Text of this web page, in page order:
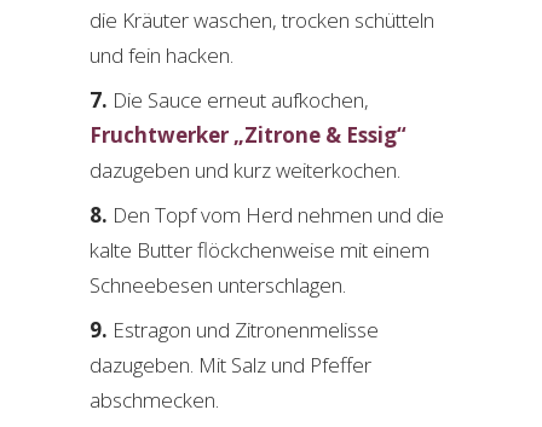
die Kräuter waschen, trocken schütteln
und fein hacken.
Die Sauce erneut aufkochen,
Fruchtwerker „Zitrone & Essig“
dazugeben und kurz weiterkochen.
Den Topf vom Herd nehmen und die
kalte Butter flöckchenweise mit einem
Schneebesen unterschlagen.
Estragon und Zitronenmelisse
dazugeben. Mit Salz und Pfeffer
abschmecken.